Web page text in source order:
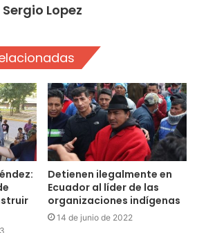
Sergio Lopez
Detienen ilegalmente en
Ecuador al líder de las
organizaciones indígenas
14 de junio de 2022